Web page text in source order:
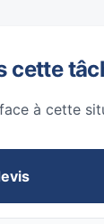
cette
à cette